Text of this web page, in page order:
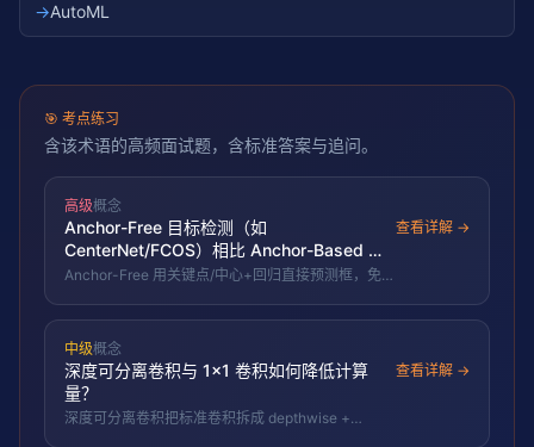
→AutoML
🎯 考点练习
含该术语的高频面试题，含标准答案与追问。
高级概念
Anchor-Free 目标检测（如
CenterNet/FCOS）相比 Anchor-Based 有
何优势？
Anchor-Free 用关键点/中心+回归直接预测框，免去
查看详解 →
中级概念
深度可分离卷积与 1×1 卷积如何降低计算
量？
深度可分离卷积把标准卷积拆成 depthwise +
查看详解 →